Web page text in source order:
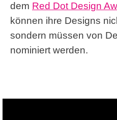
dem Red Dot Design
können ihre Designs
sondern müssen von
nominiert werden.